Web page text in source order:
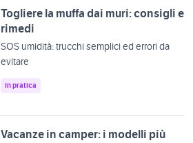
Togliere la muffa dai muri: consigli e
rimedi
SOS umidità: trucchi semplici ed errori da
evitare
In pratica
Vacanze in camper: i modelli più